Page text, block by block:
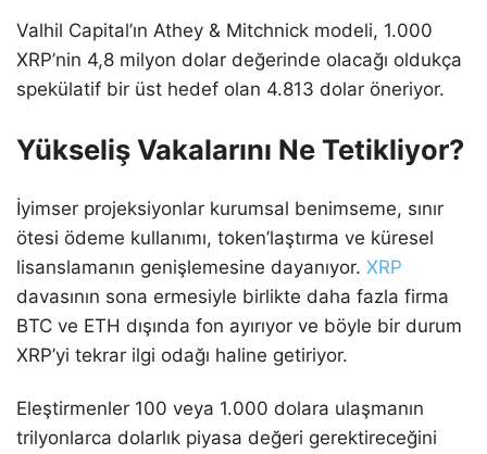
Valhil Capital’ın Athey & Mitchnick modeli, 1.000
XRP’nin 4,8 milyon dolar değerinde olacağı oldukça
spekülatif bir üst hedef olan 4.813 dolar öneriyor.
Yükseliş Vakalarını Ne Tetikliyor?
İyimser projeksiyonlar kurumsal benimseme, sınır
ötesi ödeme kullanımı, token’laştırma ve küresel
lisanslamanın genişlemesine dayanıyor. XRP
davasının sona ermesiyle birlikte daha fazla firma
BTC ve ETH dışında fon ayırıyor ve böyle bir durum
XRP’yi tekrar ilgi odağı haline getiriyor.
Eleştirmenler 100 veya 1.000 dolara ulaşmanın
trilyonlarca dolarlık piyasa değeri gerektireceğini